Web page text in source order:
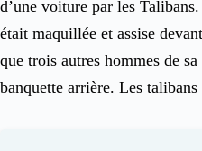
d’une voiture par les
était maquillée et assise
que trois autres hommes de
banquette arrière. Les